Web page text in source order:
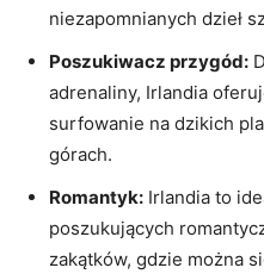
⁢niezapomnianych dzieł⁢
Poszukiwacz przygód:
adrenaliny,​ Irlandia
surfowanie na ⁢dzikich
górach.
Romantyk: ⁤Irlandia to
poszukujących
zakątków, gdzie można